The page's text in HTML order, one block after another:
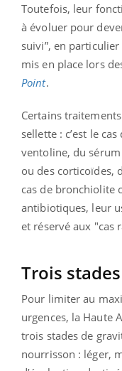
Toutefois, leur
à évoluer pour
suivi”, en
mis en place lors
Point.
Certains
sellette : c’est le
ventoline, du
ou des corticoïdes,
cas de bronchiolite
antibiotiques, leur
et réservé aux "cas
Trois
Pour limiter au
urgences, la Haute
trois stades de
nourrisson : léger,